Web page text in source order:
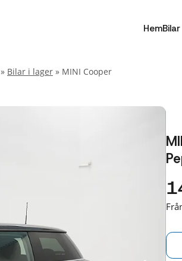
Hem
» Bilar i lager » MINI Cooper